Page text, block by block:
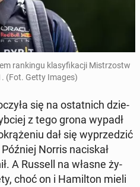
ran­kin­gu kla­sy­fi­ka­cji Mi­strzostw
(Fot. Getty Images)
się na ostat­nich dzie­
z tego grona wypadł
dał się wy­prze­dzić
Norris na­ci­skał
A Russell na własne ży­
choć on i Ha­mil­ton mieli